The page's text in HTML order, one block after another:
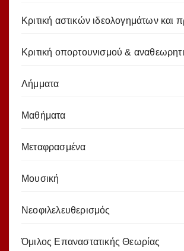
Κριτική αστικών ιδεολογημάτων και
Κριτική οπορτουνισμού &
Λήμματα
Μαθήματα
Μεταφρασμένα
Μουσική
Νεοφιλελευθερισμός
Όμιλος Επαναστατικής Θεωρίας